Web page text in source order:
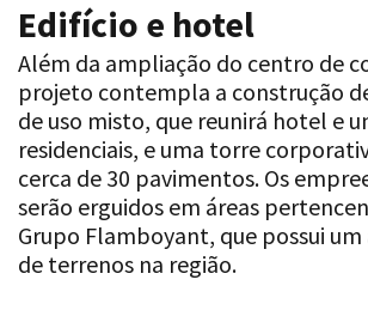
Edifício e hotel
Além da ampliação do centro de
projeto contempla a construção
de uso misto, que reunirá hotel e
residenciais, e uma torre
cerca de 30 pavimentos. Os
serão erguidos em áreas
Grupo Flamboyant, que possui
de terrenos na região.